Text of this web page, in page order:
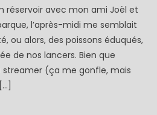
réservoir avec mon ami Joël et
l’après-midi me semblait
ou alors, des poissons éduqués,
de nos lancers. Bien que
streamer (ça me gonfle, mais